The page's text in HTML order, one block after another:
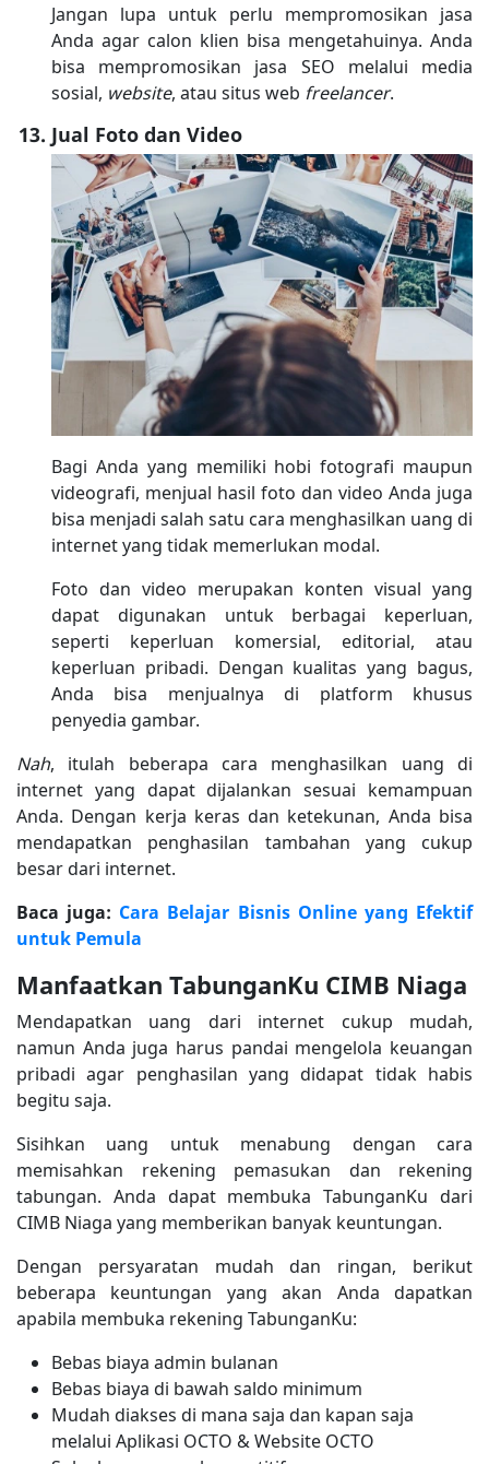
Jangan lupa untuk perlu mempromosikan jasa
Anda agar calon klien bisa mengetahuinya. Anda
bisa mempromosikan jasa SEO melalui media
sosial, website, atau situs web freelancer.
Jual Foto dan Video
Bagi Anda yang memiliki hobi fotografi maupun
videografi, menjual hasil foto dan video Anda juga
bisa menjadi salah satu cara menghasilkan uang di
internet yang tidak memerlukan modal.
Foto dan video merupakan konten visual yang
dapat digunakan untuk berbagai keperluan,
seperti keperluan komersial, editorial, atau
keperluan pribadi. Dengan kualitas yang bagus,
Anda bisa menjualnya di platform khusus
penyedia gambar.
Nah, itulah beberapa cara menghasilkan uang di
internet yang dapat dijalankan sesuai kemampuan
Anda. Dengan kerja keras dan ketekunan, Anda bisa
mendapatkan penghasilan tambahan yang cukup
besar dari internet.
Baca juga: Cara Belajar Bisnis Online yang Efektif
untuk Pemula
Manfaatkan TabunganKu CIMB Niaga
Mendapatkan uang dari internet cukup mudah,
namun Anda juga harus pandai mengelola keuangan
pribadi agar penghasilan yang didapat tidak habis
begitu saja.
Sisihkan uang untuk menabung dengan cara
memisahkan rekening pemasukan dan rekening
tabungan. Anda dapat membuka TabunganKu dari
CIMB Niaga yang memberikan banyak keuntungan.
Dengan persyaratan mudah dan ringan, berikut
beberapa keuntungan yang akan Anda dapatkan
apabila membuka rekening TabunganKu:
Bebas biaya admin bulanan
Bebas biaya di bawah saldo minimum
Mudah diakses di mana saja dan kapan saja
melalui Aplikasi OCTO & Website OCTO